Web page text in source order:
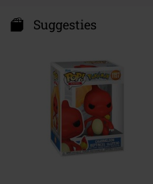
Zuidplein 36
1077 XV Amsterdam
www.funko.com
Suggesties